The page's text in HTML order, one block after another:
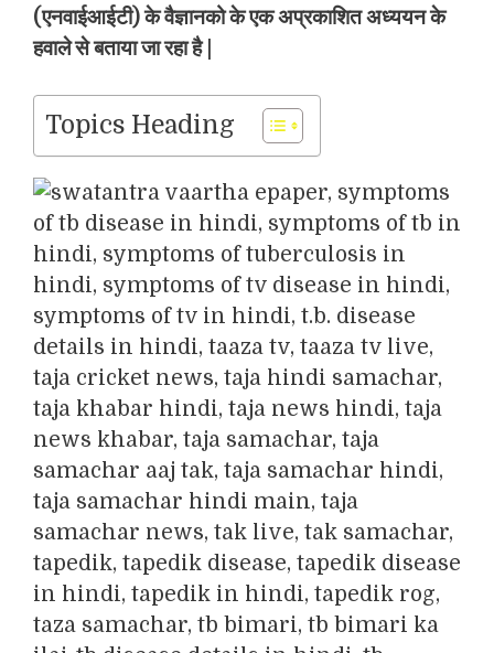
(एनवाईआईटी) के वैज्ञानको के एक अप्रकाशित अध्ययन के
हवाले से बताया जा रहा है |
Topics Heading